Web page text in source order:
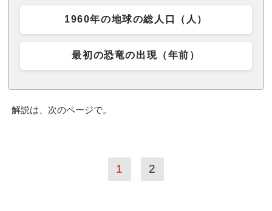
1960年の地球の総人口（人）
最初の恐竜の出現（年前）
解説は、次のページで。
1 2